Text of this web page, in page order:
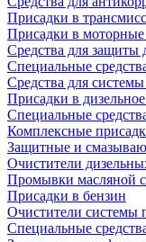
Присадки в
Присадки в моторные
Средства для защиты
Специальныe
Средства для
Присадки в
Спeциальные
Комплексные
Защитные и
Очистители
Промывки масляной
Присадки в бензин
Очистители системы
Специальные